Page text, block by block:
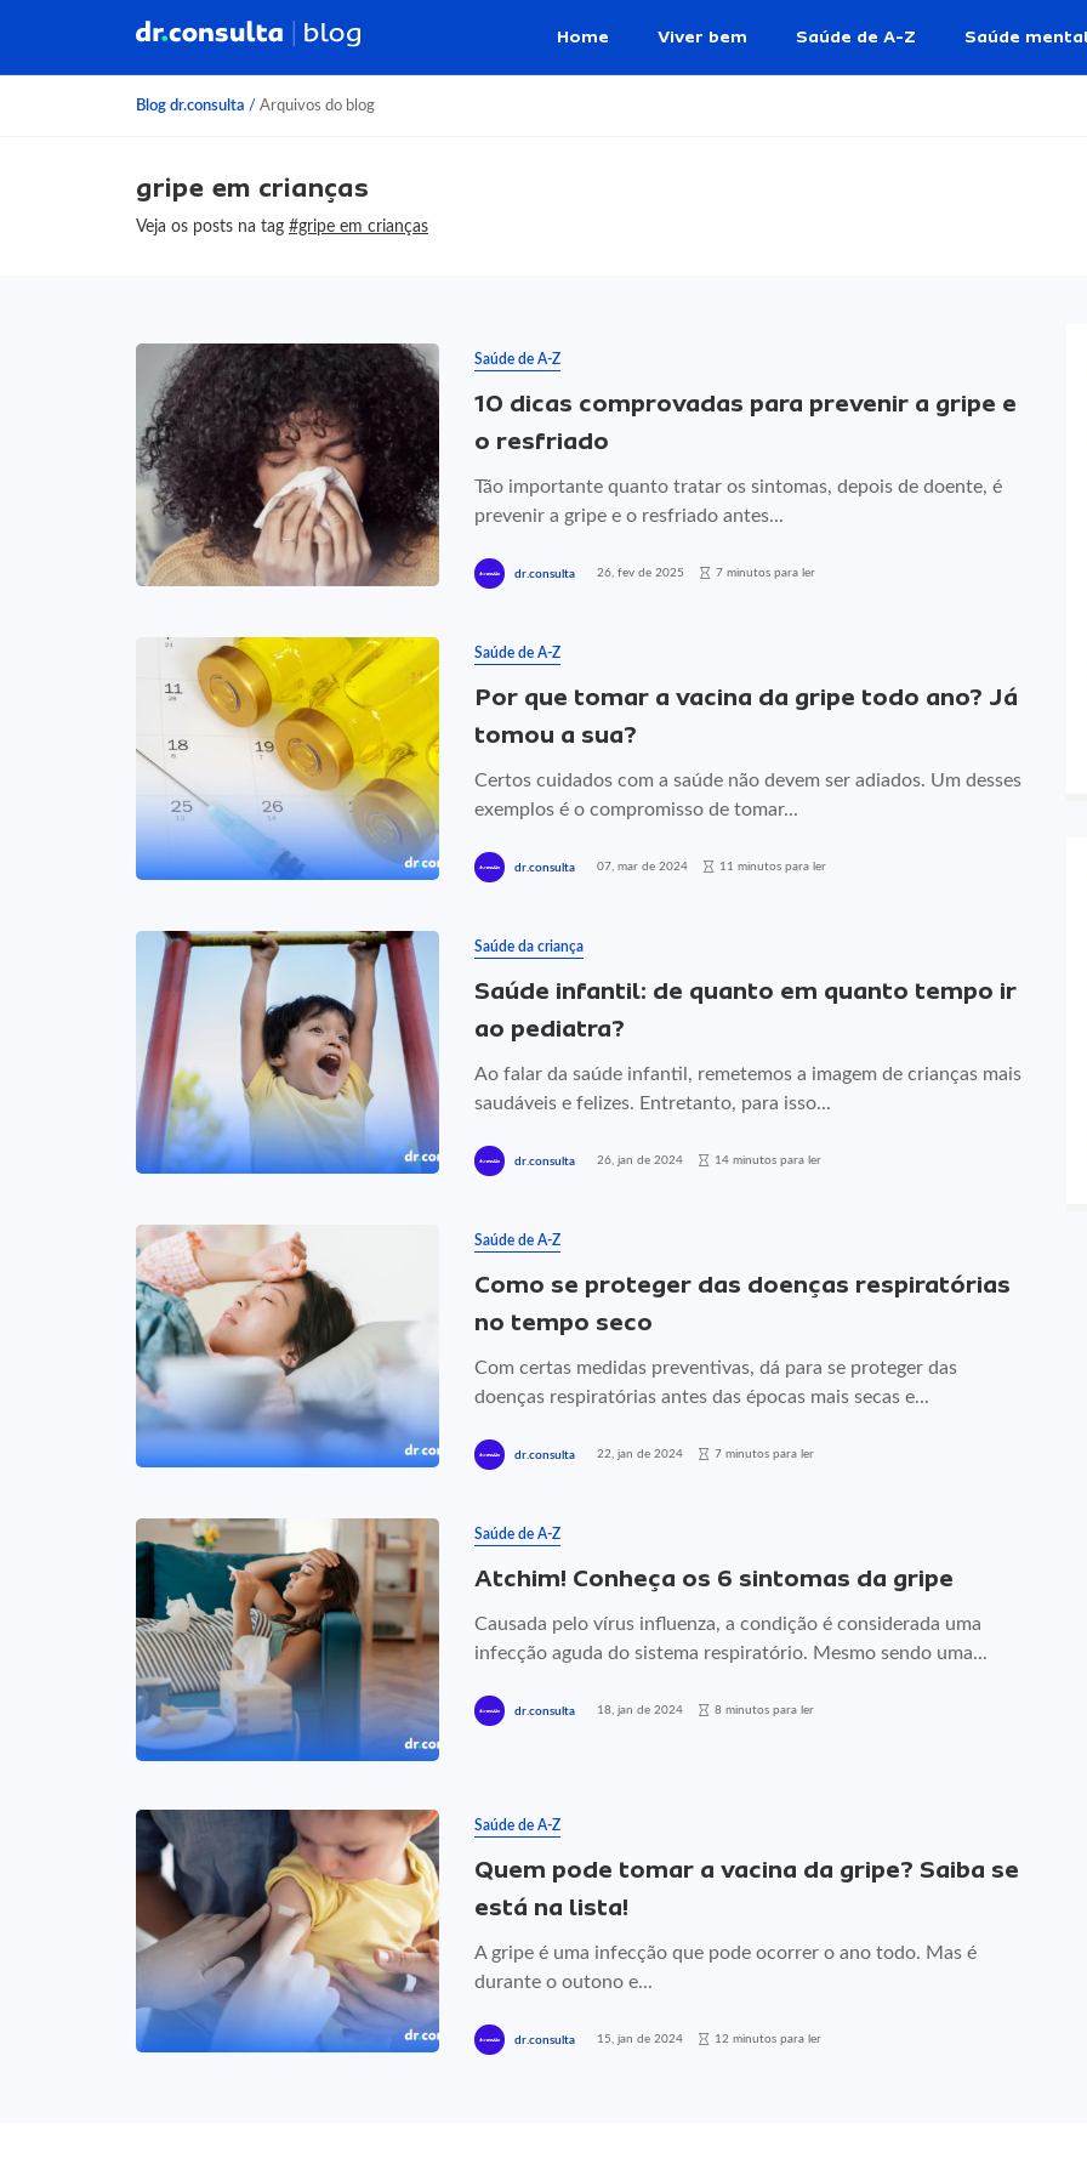
Home Viver bem Saúde de A-Z Saúde
Blog dr.consulta / Arquivos do blog
gripe em crianças
Veja os posts na tag #gripe em crianças
Saúde de A-Z
10 dicas comprovadas para prevenir a gripe e
o resfriado
Tão importante quanto tratar os sintomas, depois de doente, é
prevenir a gripe e o resfriado antes...
dr.consulta 26, fev de 2025 7 minutos para ler
Saúde de A-Z
Por que tomar a vacina da gripe todo ano? Já
tomou a sua?
Certos cuidados com a saúde não devem ser adiados. Um desses
exemplos é o compromisso de tomar...
dr.consulta 07, mar de 2024 11 minutos para ler
Saúde da criança
Saúde infantil: de quanto em quanto tempo ir
ao pediatra?
Ao falar da saúde infantil, remetemos a imagem de crianças mais
saudáveis e felizes. Entretanto, para isso...
dr.consulta 26, jan de 2024 14 minutos para ler
Saúde de A-Z
Como se proteger das doenças respiratórias
no tempo seco
Com certas medidas preventivas, dá para se proteger das
doenças respiratórias antes das épocas mais secas e...
dr.consulta 22, jan de 2024 7 minutos para ler
Saúde de A-Z
Atchim! Conheça os 6 sintomas da gripe
Causada pelo vírus influenza, a condição é considerada uma
infecção aguda do sistema respiratório. Mesmo sendo uma...
dr.consulta 18, jan de 2024 8 minutos para ler
Saúde de A-Z
Quem pode tomar a vacina da gripe? Saiba se
está na lista!
A gripe é uma infecção que pode ocorrer o ano todo. Mas é
durante o outono e...
dr.consulta 15, jan de 2024 12 minutos para ler